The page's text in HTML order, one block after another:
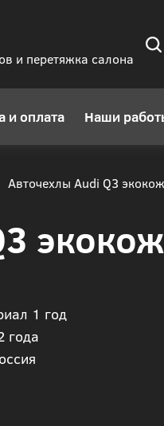
и перетяжка салона
и оплата Наши
Авточехлы Audi Q3
1 год
года